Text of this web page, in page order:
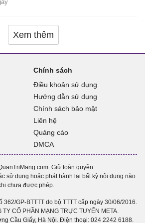
Xem thêm
Chính sách
Điều khoản sử dụng
Hướng dẫn sử dụng
Chính sách bảo mật
Liên hệ
Quảng cáo
DMCA
Giữ toàn quyền.
sử dụng hoặc phát hành lại bất kỳ nội dung nào
chưa được phép.
GP-BTTTT do bộ TTTT cấp ngày 30/06/2016.
CỔ PHẦN MẠNG TRỰC TUYẾN META.
Cầu Giấy, Hà Nội. Điện thoại: 024 2242 6188